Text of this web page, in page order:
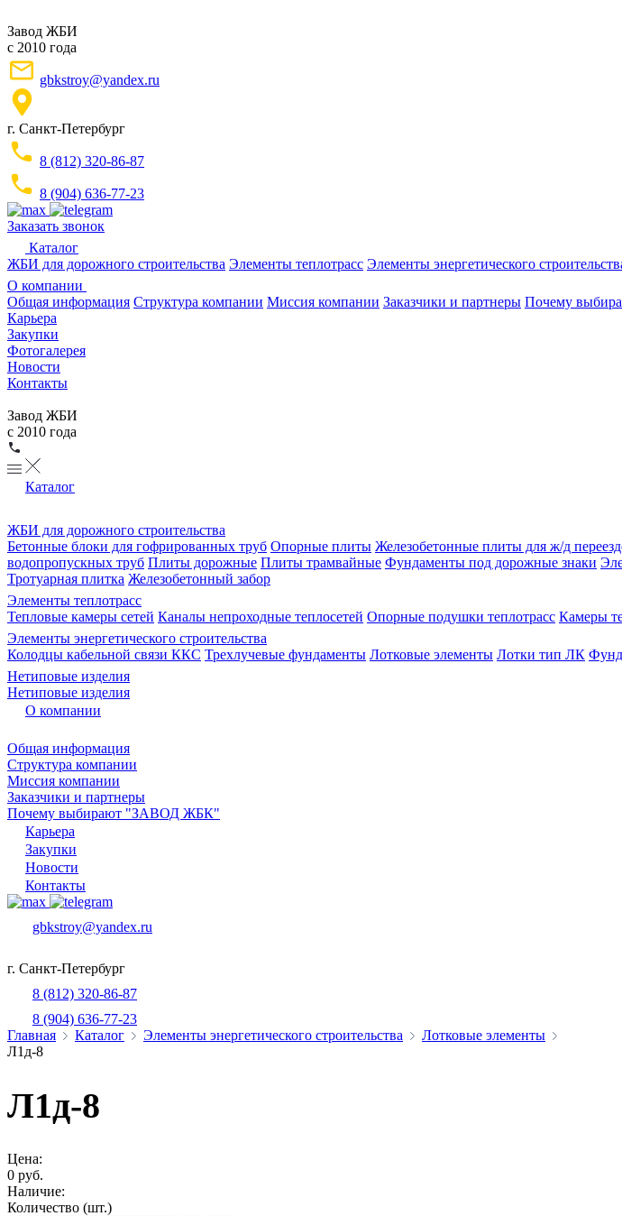
Завод ЖБИ
с 2010 года
gbkstroy@yandex.ru
г. Санкт-Петербург
8 (812) 320-86-87
8 (904) 636-77-23
Заказать звонок
Каталог
ЖБИ для дорожного строительства Элементы теплотрасс Элементы энергетического
О компании
Общая информация Структура компании Миссия компании Заказчики и партнеры Почему
Карьера
Закупки
Фотогалерея
Новости
Контакты
Завод ЖБИ
с 2010 года
Каталог
ЖБИ для дорожного строительства
Бетонные блоки для гофрированных труб Опорные плиты Железобетонные плиты для ж/д
водопропускных труб Плиты дорожные Плиты трамвайные Фундаменты под дорожные знаки
Тротуарная плитка Железобетонный забор
Элементы теплотрасс
Тепловые камеры сетей Каналы непроходные теплосетей Опорные подушки теплотрасс Камеры
Элементы энергетического строительства
Колодцы кабельной связи ККС Трехлучевые фундаменты Лотковые элементы Лотки тип ЛК
Нетиповые изделия
Нетиповые изделия
О компании
Общая информация
Структура компании
Миссия компании
Заказчики и партнеры
Почему выбирают "ЗАВОД ЖБК"
Карьера
Закупки
Новости
Контакты
gbkstroy@yandex.ru
г. Санкт-Петербург
8 (812) 320-86-87
8 (904) 636-77-23
Главная
Каталог Элементы энергетического строительства
Лотковые элементы
Л1д-8
Л1д-8
Цена:
0 руб.
Наличие:
Количество (шт.)